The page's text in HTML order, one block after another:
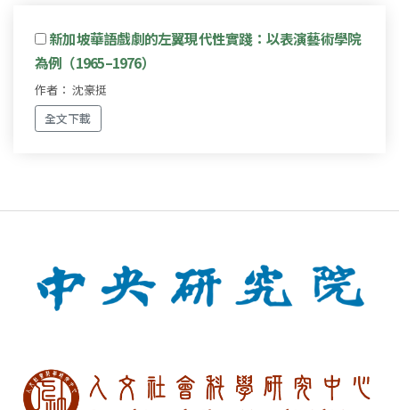
新加坡華語戲劇的左翼現代性實踐：以表演藝術學院
為例（1965–1976）
作者： 沈豪挺
全文下載